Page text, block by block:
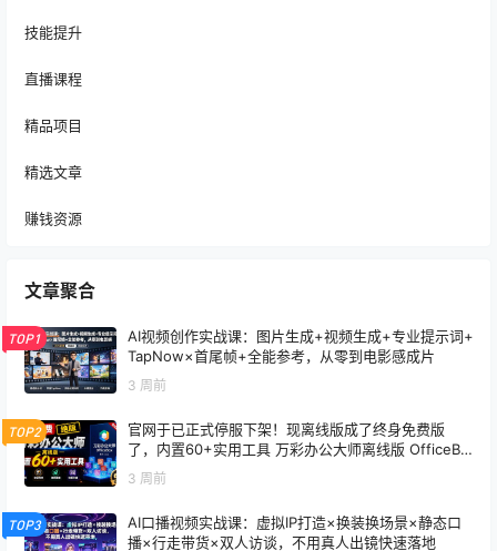
技能提升
直播课程
精品项目
精选文章
赚钱资源
文章聚合
TOP1
AI视频创作实战课：图片生成+视频生成+专业提示词+
TapNow×首尾帧+全能参考，从零到电影感成片
3 周前
TOP2
官网于已正式停服下架！现离线版成了终身免费版
了，内置60+实用工具 万彩办公大师离线版 OfficeBo
3 周前
TOP3
AI口播视频实战课：虚拟IP打造×换装换场景×静态口
播×行走带货×双人访谈，不用真人出镜快速落地